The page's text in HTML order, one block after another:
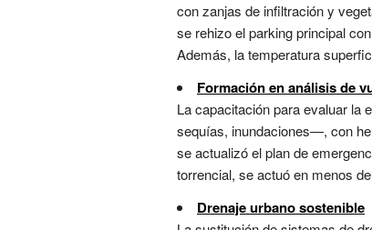
con zanjas de infiltración y
se rehizo el parking principal
Además, la temperatura
Formación en análisis de
La capacitación para evaluar la
sequías, inundaciones—, con
se actualizó el plan de
torrencial, se actuó en menos
Drenaje urbano sostenible